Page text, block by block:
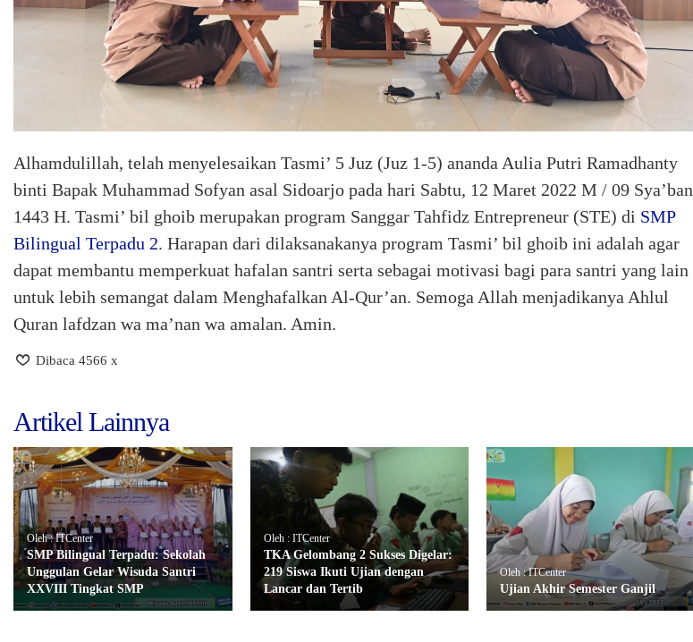
Alhamdulillah, telah menyelesaikan Tasmi’ 5 Juz (Juz 1-5) ananda Aulia Putri Ramadhanty
binti Bapak Muhammad Sofyan asal Sidoarjo pada hari Sabtu, 12 Maret 2022 M / 09 Sya’ban
1443 H. Tasmi’ bil ghoib merupakan program Sanggar Tahfidz Entrepreneur (STE) di SMP
Bilingual Terpadu 2. Harapan dari dilaksanakanya program Tasmi’ bil ghoib ini adalah agar
dapat membantu memperkuat hafalan santri serta sebagai motivasi bagi para santri yang lain
untuk lebih semangat dalam Menghafalkan Al-Qur’an. Semoga Allah menjadikanya Ahlul
Quran lafdzan wa ma’nan wa amalan. Amin.
Dibaca 4566 x
Artikel Lainnya
Oleh : ITCenter
SMP Bilingual Terpadu: Sekolah
Unggulan Gelar Wisuda Santri
XXVIII Tingkat SMP
Oleh : ITCenter
TKA Gelombang 2 Sukses Digelar:
219 Siswa Ikuti Ujian dengan
Lancar dan Tertib
Oleh : ITCenter
Ujian Akhir Semester Ganjil